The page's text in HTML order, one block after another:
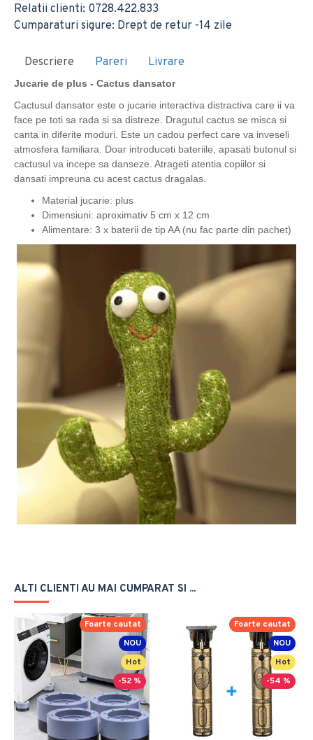
Relatii clienti: 0728.422.833
Cumparaturi sigure: Drept de retur -14 zile
Descriere Pareri Livrare
Jucarie de plus - Cactus dansator
Cactusul dansator este o jucarie interactiva distractiva care ii va
face pe toti sa rada si sa distreze. Dragutul cactus se misca si
canta in diferite moduri. Este un cadou perfect care va inveseli
atmosfera familiara. Doar introduceti bateriile, apasati butonul si
cactusul va incepe sa danseze. Atrageti atentia copiilor si
dansati impreuna cu acest cactus dragalas.
Material jucarie: plus
Dimensiuni: aproximativ 5 cm x 12 cm
Alimentare: 3 x baterii de tip AA (nu fac parte din pachet)
ALTI CLIENTI AU MAI CUMPARAT SI ...
NOU
Hot
Foarte cautat
-52 %
NOU
Hot
Foarte cautat
-54 %